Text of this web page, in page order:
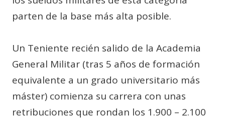
parten de la base más alta posible.
Un Teniente recién salido de la Academia
General Militar (tras 5 años de formación
equivalente a un grado universitario más
máster) comienza su carrera con unas
retribuciones que rondan los 1.900 – 2.100